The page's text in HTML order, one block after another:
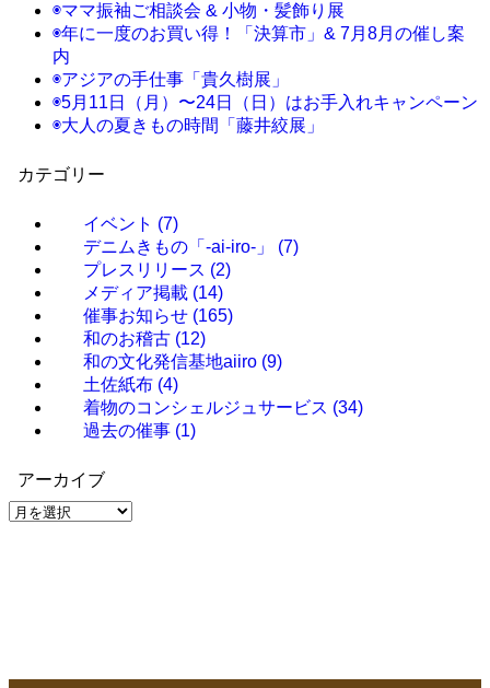
◉ママ振袖ご相談会 & 小物・髪飾り展
◉年に一度のお買い得！「決算市」& 7月8月の催し案
内
◉アジアの手仕事「貴久樹展」
◉5月11日（月）〜24日（日）はお手入れキャンペーン
◉大人の夏きもの時間「藤井絞展」
カテゴリー
イベント (7)
デニムきもの「-ai-iro-」 (7)
プレスリリース (2)
メディア掲載 (14)
催事お知らせ (165)
和のお稽古 (12)
和の文化発信基地aiiro (9)
土佐紙布 (4)
着物のコンシェルジュサービス (34)
過去の催事 (1)
アーカイブ
ア